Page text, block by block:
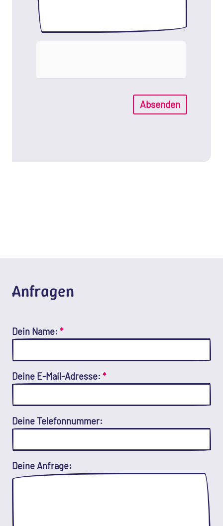
Absenden
Anfragen
Dein Name: *
Deine E-Mail-Adresse: *
Deine Telefonnummer:
Deine Anfrage: